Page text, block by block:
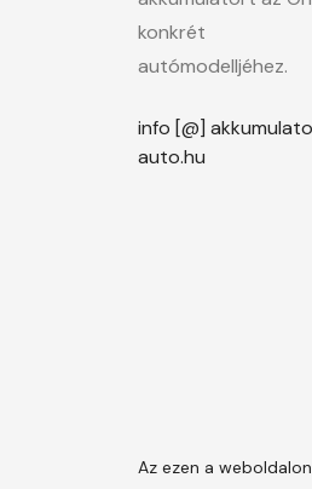
konkrét
autómodelljéhez.
info [@]
auto.hu
Az ezen a